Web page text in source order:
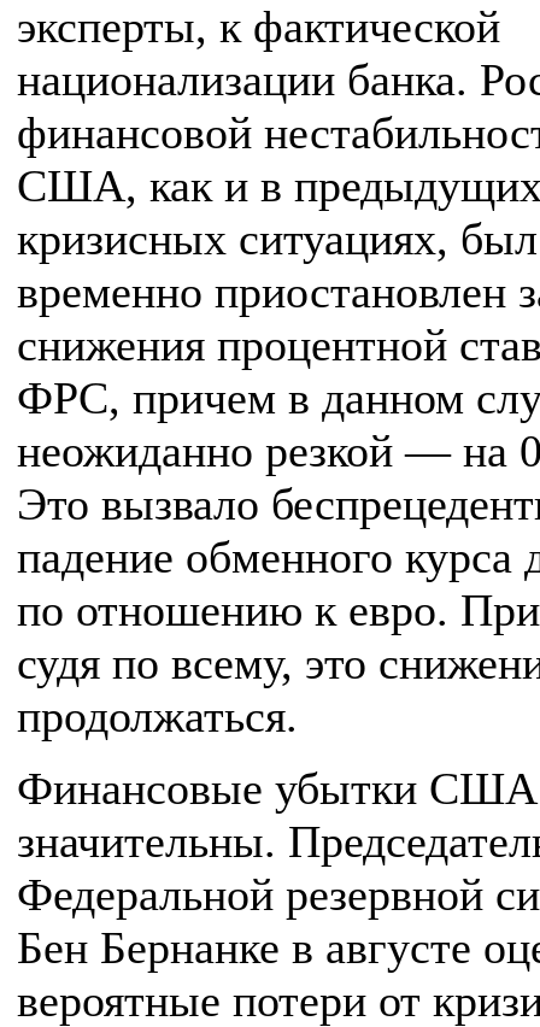
эксперты, к фактической
национализации банка.
финансовой
США, как и в
кризисных ситуациях, был
временно приостановлен
снижения процентной
ФРС, причем в данном
неожиданно резкой — на
Это вызвало
падение обменного курса
по отношению к евро.
судя по всему, это
продолжаться.
Финансовые убытки США
значительны.
Федеральной резервной
Бен Бернанке в августе
вероятные потери от